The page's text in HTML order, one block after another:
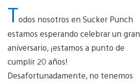
Todos nosotros en Sucker Punch
estamos esperando celebrar un gran
aniversario, ¡estamos a punto de
cumplir 20 años!
Desafortunadamente, no tenemos